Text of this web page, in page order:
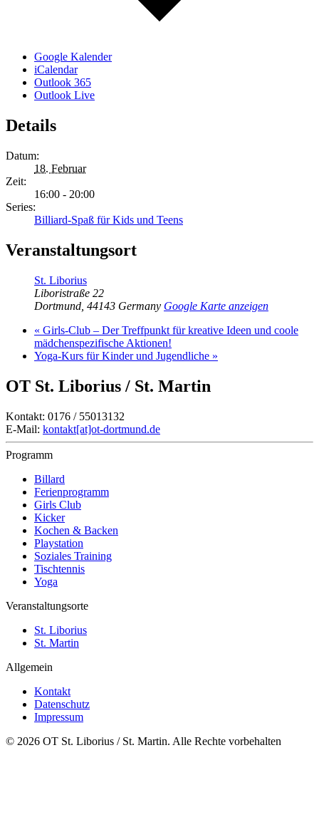
Google Kalender
iCalendar
Outlook 365
Outlook Live
Details
Datum:
18. Februar
Zeit:
16:00 - 20:00
Series:
Billiard-Spaß für Kids und Teens
Veranstaltungsort
St. Liborius
Liboristraße 22
Dortmund 44143 Germany Google Karte anzeigen
« Girls-Club – Der Treffpunkt für kreative Ideen und coole
mädchenspezifische Aktionen!
Yoga-Kurs für Kinder und Jugendliche »
OT St. Liborius / St. Martin
Kontakt: 0176 / 55013132
E-Mail: kontakt[at]ot-dortmund.de
Programm
Billard
Ferienprogramm
Girls Club
Kicker
Kochen & Backen
Playstation
Soziales Training
Tischtennis
Yoga
Veranstaltungsorte
St. Liborius
St. Martin
Allgemein
Kontakt
Datenschutz
Impressum
© 2026 OT St. Liborius / St. Martin. Alle Rechte vorbehalten